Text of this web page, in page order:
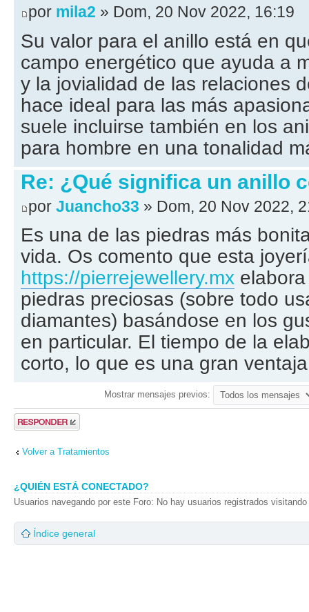
por mila2 » Dom, 20 Nov 2022, 16:19
Su valor para el anillo está en
campo energético que ayuda a
y la jovialidad de las relaciones
hace ideal para las más
suele incluirse también en los
para hombre en una tonalidad
Re: ¿Qué significa un anillo
por Juancho33 » Dom, 20 Nov 2022,
Es una de las piedras más
vida. Os comento que esta
https://pierrejewellery.mx
piedras preciosas (sobre todo
diamantes) basándose en los
en particular. El tiempo de la
corto, lo que es una gran
Mostrar mensajes previos:
Publicar una
respuesta
Volver a Tratamientos
¿QUIÉN ESTÁ CONECTADO?
Usuarios navegando por este Foro: No hay usuarios registrados
Índice general